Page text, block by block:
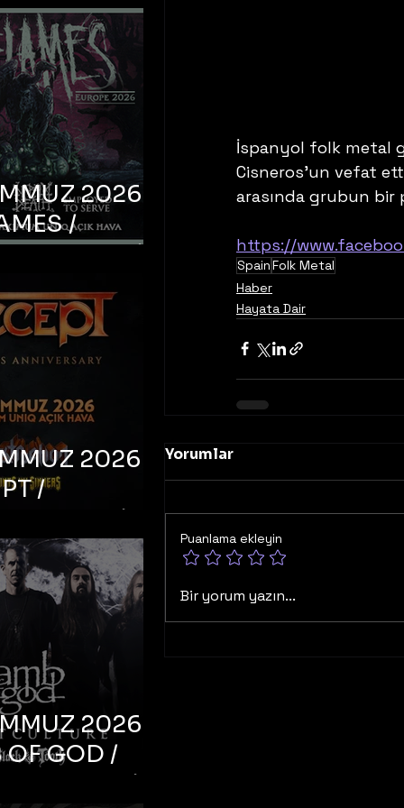
İspanyol folk metal
Cisneros'un vefat
arasında grubun bir
https://
SpainFolk Metal
Haber
Hayata Dair
Yorumlar
Puanlama ekleyin
Bir yorum yazın...
2026 –
/
DEATH /
– İstanbul,
Uniq
2026 –
/
/
‘N’
– İstanbul,
Uniq
2026 –
OF GOD /
CULTURE /